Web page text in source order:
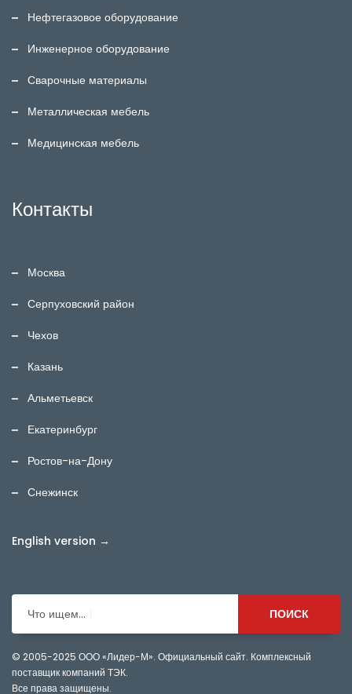
Нефтегазовое оборудование
Инженерное оборудование
Сварочные материалы
Металлическая мебель
Медицинская мебель
Контакты
Москва
Серпуховский район
Чехов
Казань
Альметьевск
Екатеринбург
Ростов-на-Дону
Снежинск
English version →
Что ищем... ПОИСК
© 2005-2025 ООО «Лидер-М». Официальный сайт. Комплексный
поставщик компаний ТЭК.
Все права защищены.